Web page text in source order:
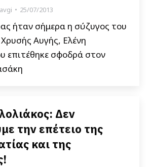
25/07/2013
ήταν σήμερα η σύζυγος του
Αυγής, Ελένη
επιτέθηκε σφοδρά στον
Δεν
την επέτειο της
και της